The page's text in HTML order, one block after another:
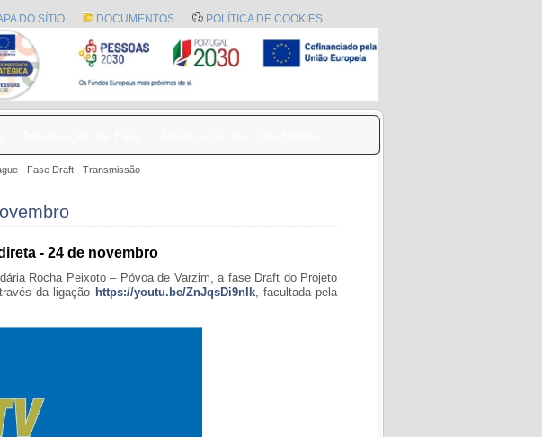
DO SÍTIO DOCUMENTOS POLÍTICA DE COOKIES
- Fase Draft - Transmissão
- 24 de novembro
Rocha Peixoto – Póvoa de Varzim, a fase Draft do Projeto
da ligação https://youtu.be/ZnJqsDi9nIk, facultada pela